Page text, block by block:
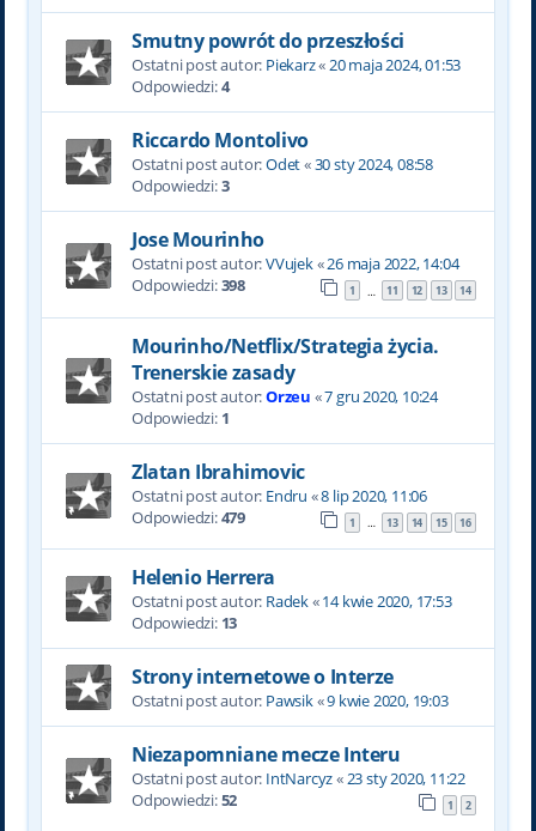
Smutny powrót do przeszłości
Ostatni post autor: Piekarz«20 maja 2024, 01:53
Odpowiedzi:4
Riccardo Montolivo
Ostatni post autor:Odet«30 sty 2024, 08:58
Odpowiedzi:3
Jose Mourinho
Ostatni post autor:VVujek«26 maja 2022, 14:04
Odpowiedzi:398 1 … 11 12 13 14
Mourinho/Netflix/Strategia życia.
Trenerskie zasady
Ostatni post autor:Orzeu «7 gru 2020, 10:24
Odpowiedzi: 1
Zlatan Ibrahimovic
Ostatni post autor: Endru «8 lip 2020, 11:06
Odpowiedzi:479 1 … 13 14 15 16
Helenio Herrera
Ostatni post autor: Radek«14 kwie 2020, 17:53
Odpowiedzi: 13
Strony internetowe o Interze
Ostatni post autor: Pawsik«9 kwie 2020, 19:03
Niezapomniane mecze Interu
Ostatni post autor: IntNarcyz«23 sty 2020, 11:22
Odpowiedzi:52 1 2